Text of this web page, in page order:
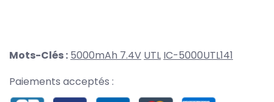
Mots-Clés : 5000mAh 7.4V UTL IC-5000UTL141
Paiements acceptés :